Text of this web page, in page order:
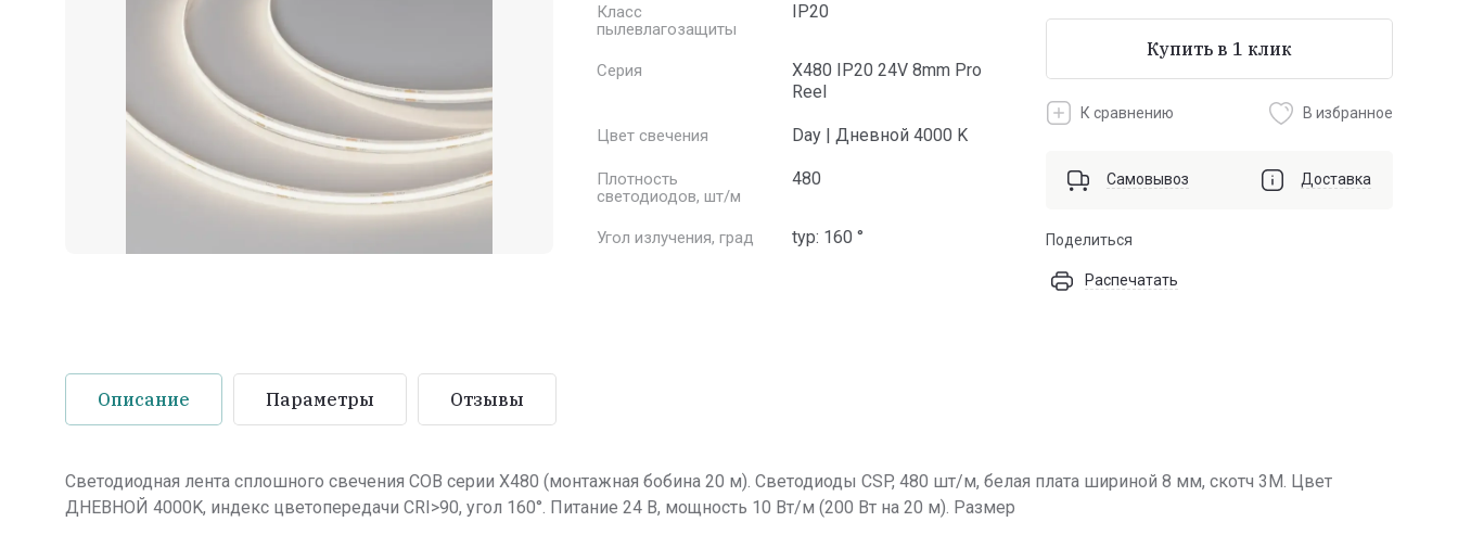
Класс
пылевлагозащиты
IP20
Серия
X480 IP20 24V 8mm Pro
Reel
Цвет свечения Day | Дневной 4000 K
Плотность
светодиодов, шт/м
480
Угол излучения, град typ: 160 °
Купить в 1 клик
К сравнению В избранное
Самовывоз Доставка
Поделиться
Распечатать
Описание Параметры Отзывы
Светодиодная лента сплошного свечения COB серии X480 (монтажная бобина 20 м). Светодиоды CSP, 480 шт/м, белая плата шириной 8 мм, скотч 3M. Цвет
ДНЕВНОЙ 4000K, индекс цветопередачи CRI>90, угол 160°. Питание 24 В, мощность 10 Вт/м (200 Вт на 20 м). Размер